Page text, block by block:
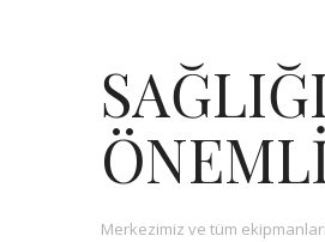
Merkezimiz ve tüm